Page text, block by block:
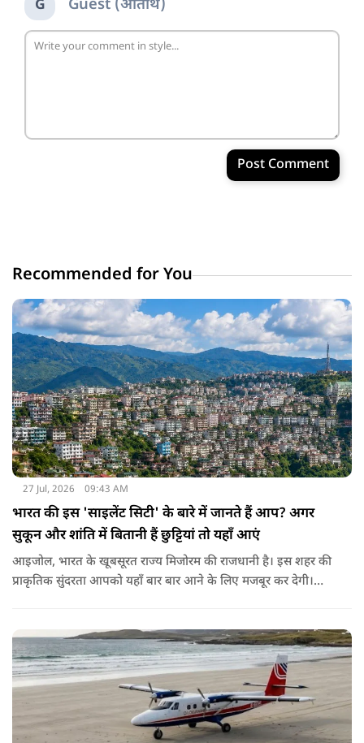
G Guest (अतिथि)
Post Comment
Recommended for You
27 Jul, 2026 09:43 AM
भारत की इस 'साइलेंट सिटी' के बारे में जानते हैं आप? अगर
सुकून और शांति में बितानी हैं छुट्टियां तो यहाँ आएं
आइजोल, भारत के खूबसूरत राज्य मिजोरम की राजधानी है। इस शहर की
प्राकृतिक सुंदरता आपको यहाँ बार बार आने के लिए मजबूर कर देगी।
जाम मिलेंगे और न ही कोई ओवरटेक करने वाला। यहाँ की सबसे खास
बात ये है कि यहाँ गाड़ियों का हॉर्न या शोर न के बराबर सुनाई देता है। लोग
यहाँ बेवजह गाड़ी का हॉर्न नहीं बजाते। इसलिए इस शहर को 'साइलेंट
सिटी' का खिताब भी मिला हुआ है।